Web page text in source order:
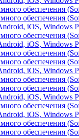
обеспечения
обеспечения
iOS, Windows
обеспечения
iOS, Windows
обеспечения
обеспечения
iOS, Windows
обеспечения
обеспечения
iOS, Windows
обеспечения
iOS, Windows
обеспечения
обеспечения